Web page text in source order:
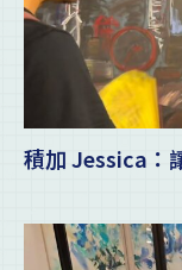
積加 Jessica：